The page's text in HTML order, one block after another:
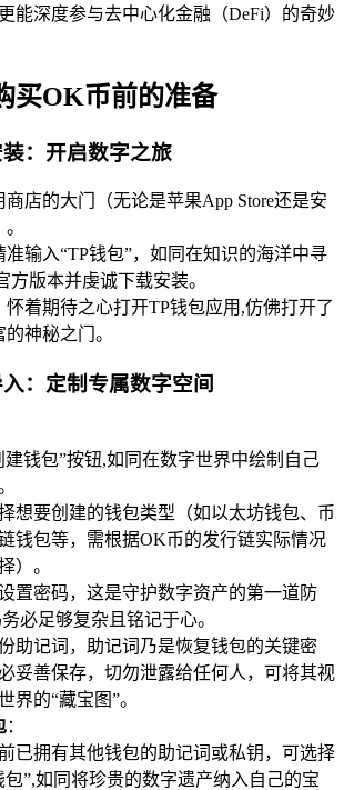
能深度参与去中心化金融（DeFi）的奇妙
买OK币前的准备
装：开启数字之旅
店的大门（无论是苹果App Store还是安
输入“TP钱包”，如同在知识的海洋中寻
方版本并虔诚下载安装。
怀着期待之心打开TP钱包应用,仿佛打开了
神秘之门。
入：定制专属数字空间
建钱包”按钮,如同在数字世界中绘制自己
想要创建的钱包类型（如以太坊钱包、币
钱包等，需根据OK币的发行链实际情况
）。
置密码，这是守护数字资产的第一道防
必足够复杂且铭记于心。
助记词，助记词乃是恢复钱包的关键密
妥善保存，切勿泄露给任何人，可将其视
界的“藏宝图”。
：
已拥有其他钱包的助记词或私钥，可选择
包”,如同将珍贵的数字遗产纳入自己的宝